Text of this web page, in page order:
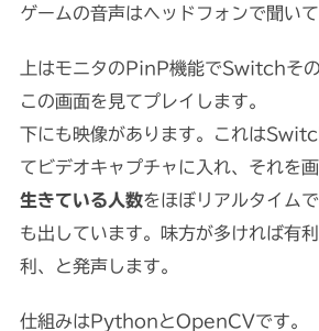
ゲームの音声はヘッドフォンで聞いて
上はモニタのPinP機能でSwitchその
この画面を見てプレイします。
下にも映像があります。これは
てビデオキャプチャに入れ、それを
生きている人数をほぼリアルタイム
も出しています。味方が多ければ有
利、と発声します。
仕組みはPythonとOpenCVです。